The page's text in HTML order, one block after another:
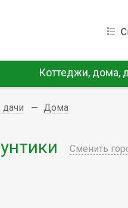
Коттеджи, дома,
Дома
Сменить